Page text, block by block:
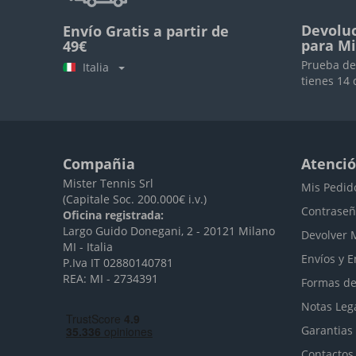
Envío Gratis a partir de
49€
Italia
para
Prueba
tienes 14
Compañia
Mister Tennis Srl
(Capitale Soc. 200.000€ i.v.)
Oficina registrada:
Largo Guido Donegani, 2 - 20121 Milano
MI - Italia
P.Iva IT 02880140781
REA: MI - 2734391
Mis
Devolver
Envíos y
Formas
Notas
Garantias